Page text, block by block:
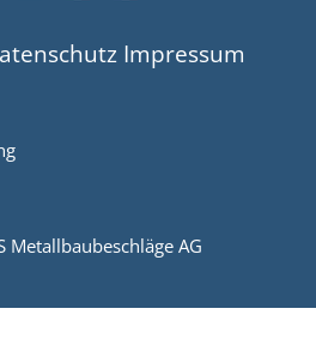
Impressum
Metallbaubeschläge AG